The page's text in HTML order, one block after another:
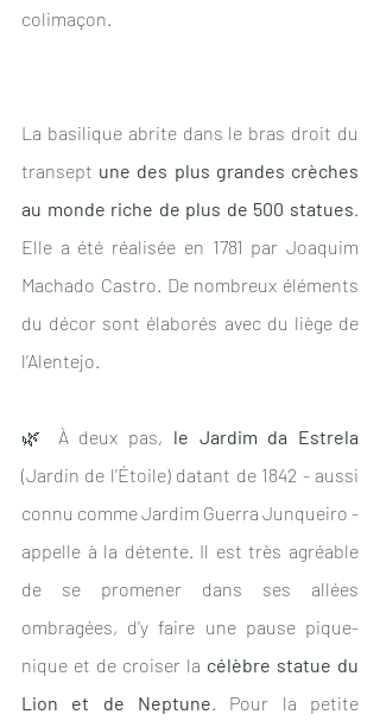
colimaçon.
La basilique abrite dans le bras droit du
transept une des plus grandes crèches
au monde riche de plus de 500 statues
Elle a été réalisée en 1781 par Joaquim
Machado Castro. De nombreux éléments
du décor sont élaborés avec du liège de
l’Alentejo.
🌿 À deux pas, le Jardim da Estrela
(Jardin de l’Étoile) datant de 1842 - aussi
connu comme Jardim Guerra Junqueiro -
appelle à la détente. Il est très agréable
de se promener dans ses allées
ombragées, d’y faire une pause pique-
nique et de croiser la célèbre statue du
Lion et de Neptune . Pour la petite